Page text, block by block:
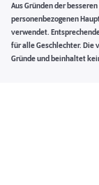
Aus Gründen der
personenbezogenen
verwendet.
für alle Geschlechter.
Gründe und beinhaltet